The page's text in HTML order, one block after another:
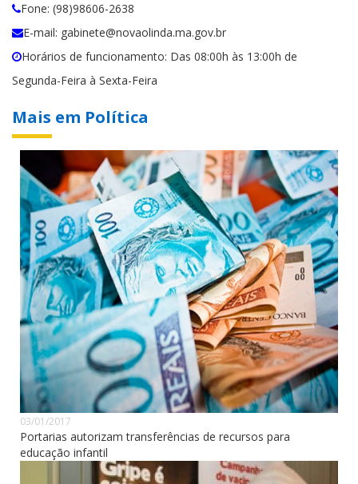
Fone: (98)98606-2638
E-mail: gabinete@novaolinda.ma.gov.br
Horários de funcionamento: Das 08:00h às 13:00h de
Segunda-Feira à Sexta-Feira
Mais em Política
03/01/2017
Portarias autorizam transferências de recursos para
educação infantil